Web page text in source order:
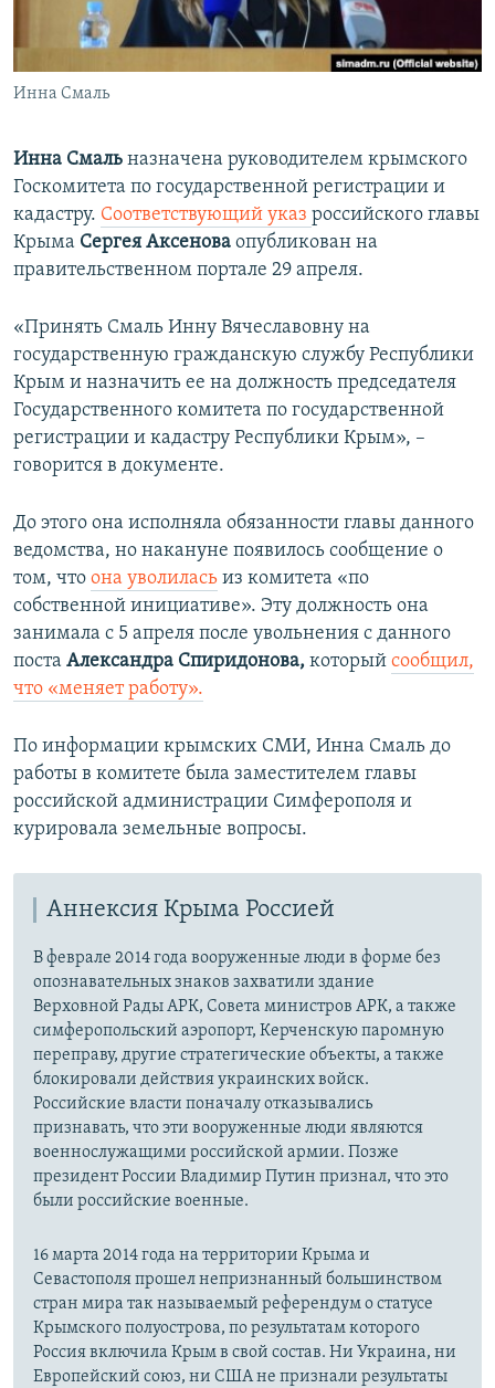
ПОБЕДИТЕЛЕЙ НЕ СУДЯТ?
ELIFBE
ПРИСОЕДИНЯЙТЕСЬ!
Все сайты RFE/RL
Инна Смаль
Инна Смаль назначена руководителем крымского
Госкомитета по государственной регистрации и
кадастру. Соответствующий указ российского главы
Крыма Сергея Аксенова опубликован на
правительственном портале 29 апреля.
«Принять Смаль Инну Вячеславовну на
государственную гражданскую службу Республики
Крым и назначить ее на должность председателя
Государственного комитета по государственной
регистрации и кадастру Республики Крым», –
говорится в документе.
До этого она исполняла обязанности главы данного
ведомства, но накануне появилось сообщение о
том, что она уволилась из комитета «по
собственной инициативе». Эту должность она
занимала с 5 апреля после увольнения с данного
поста Александра Спиридонова, который сообщил,
что «меняет работу».
По информации крымских СМИ, Инна Смаль до
работы в комитете была заместителем главы
российской администрации Симферополя и
курировала земельные вопросы.
Аннексия Крыма Россией
В феврале 2014 года вооруженные люди в форме без
опознавательных знаков захватили здание
Верховной Рады АРК, Совета министров АРК, а также
симферопольский аэропорт, Керченскую паромную
переправу, другие стратегические объекты, а также
блокировали действия украинских войск.
Российские власти поначалу отказывались
признавать, что эти вооруженные люди являются
военнослужащими российской армии. Позже
президент России Владимир Путин признал, что это
были российские военные.
16 марта 2014 года на территории Крыма и
Севастополя прошел непризнанный большинством
стран мира так называемый референдум о статусе
Крымского полуострова, по результатам которого
Россия включила Крым в свой состав. Ни Украина, ни
Европейский союз, ни США не признали результаты